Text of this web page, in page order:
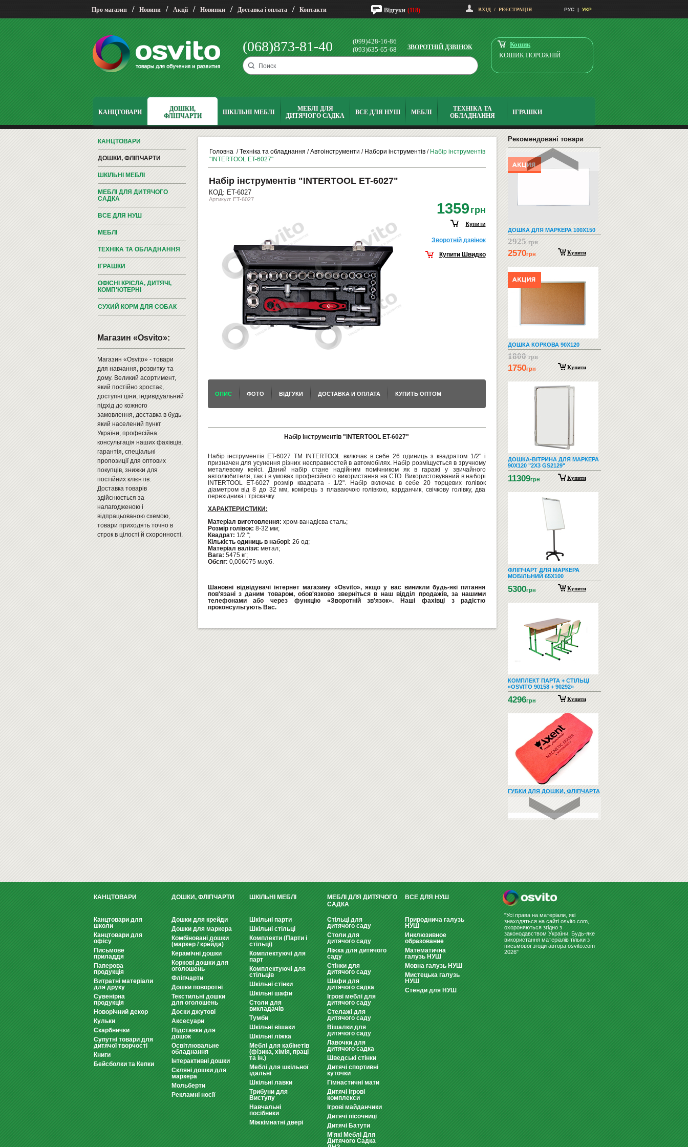
Про магазин / Новини / Акції / Новинки / Доставка і оплата / Контакти Відгуки (118) ВХІД / РЕЄСТРАЦІЯ РУС | УКР
(068)873-81-40
(099)428-16-86
(093)635-65-68
ЗВОРОТНІЙ ДЗВІНОК
Кошик
КОШИК ПОРОЖНІЙ
КАНЦТОВАРИ
ДОШКИ,
ФЛІПЧАРТИ
ШКІЛЬНІ МЕБЛІ
МЕБЛІ ДЛЯ
ДИТЯЧОГО САДКА
ВСЕ ДЛЯ НУШ МЕБЛІ
ТЕХНІКА ТА
ОБЛАДНАННЯ
ІГРАШКИ
КАНЦТОВАРИ
ДОШКИ, ФЛІПЧАРТИ
ШКІЛЬНІ МЕБЛІ
МЕБЛІ ДЛЯ ДИТЯЧОГО
САДКА
ВСЕ ДЛЯ НУШ
МЕБЛІ
ТЕХНІКА ТА ОБЛАДНАННЯ
ІГРАШКИ
ОФІСНІ КРІСЛА, ДИТЯЧІ,
КОМП'ЮТЕРНІ
СУХИЙ КОРМ ДЛЯ СОБАК
Магазин «Osvito»:
Магазин «Osvito» - товари
для навчання, розвитку та
дому. Великий асортимент,
який постійно зростає,
доступні ціни, індивідуальний
підхід до кожного
замовлення, доставка в будь-
який населений пункт
України, професійна
консультація наших фахівців,
гарантія, спеціальні
пропозиції для оптових
покупців, знижки для
постійних клієнтів.
Доставка товарів
здійснюється за
налагодженою і
відпрацьованою схемою,
товари приходять точно в
строк в цілості й схоронності.
Головна /Техніка та обладнання /Автоінструменти / Набори інструментів / Набір інструментів
"INTERTOOL ET-6027"
Набір інструментів "INTERTOOL ET-6027"
КОД: ET-6027
Артикул: ET-6027
1359 грн
Купити
Зворотнiй дзвiнок
Купити Швидко
ОПИС ФОТО ВІДГУКИ ДОСТАВКА И ОПЛАТА КУПИТЬ ОПТОМ
Набір інструментів "INTERTOOL ET-6027"
Набір інструментів ET-6027 TM INTERTOOL включає в себе 26 одиниць з квадратом 1/2" і
призначен для усунення різних несправностей в автомобілях. Набір розміщується в зручному
металевому кейсі. Даний набір стане надійним помічником як в гаражі у звичайного
автолюбителя, так і в умовах професійного використання на СТО. Використовуваний в наборі
INTERTOOL ET-6027 розмір квадрата - 1/2". Набір включає в себе 20 торцевих голівок
діаметром від 8 до 32 мм, комірець з плаваючою голівкою, карданчик, свічкову голівку, два
перехідника і тріскачку.
ХАРАКТЕРИСТИКИ:
Матеріал виготовлення: хром-ванадієва сталь;
Розмір голівок: 8-32 мм;
Квадрат: 1/2 ";
Кількість одиниць в наборі: 26 од;
Матеріал валізи: метал;
Вага: 5475 кг;
Обсяг: 0,006075 м.куб.
Шановні відвідувачі інтернет магазину «Osvito», якщо у вас виникли будь-які питання
пов'язані з даним товаром, обов'язково зверніться в наш відділ продажів, за нашими
телефонами або через функцію «Зворотній зв'язок». Наші фахівці з радістю
проконсультують Вас.
Рекомендовані товари
ВИТЯЖКА ELEYUS TITAN A 750
LED SMD 60 IS+BL
НАВЧАЛЬНІ ТА РОЗВИВАЮЧІ
ІГРИ
ДОШКА ДЛЯ МАРКЕРА 100Х150
2925 грн
2570грн Купити
ДОШКА КОРКОВА 90Х120
1800 грн
1750грн Купити
ДОШКА-ВІТРИНА ДЛЯ МАРКЕРА
90Х120 "2Х3 GS2129"
11309грн Купити
ФЛІПЧАРТ ДЛЯ МАРКЕРА
МОБІЛЬНИЙ 65Х100
5300грн Купити
КОМПЛЕКТ ПАРТА + СТІЛЬЦІ
«OSVITO 90158 + 90292»
4296грн Купити
ГУБКИ ДЛЯ ДОШКИ, ФЛІПЧАРТА
НАГЛЯДНО-ДИДАКТИЧЕСКИЙ
МАТЕРИАЛ С УКРАИНСКОГО Я...
КАНЦТОВАРИ
Канцтовари для
школи
Канцтовари для
офісу
Письмове
приладдя
Паперова
продукція
Витратні матеріали
для друку
Сувенірна
продукція
Новорічний декор
Кульки
Скарбнички
Супутні товари для
дитячої творчості
Книги
Бейсболки та Кепки
ДОШКИ, ФЛІПЧАРТИ
Дошки для крейди
Дошки для маркера
Комбіновані дошки
(маркер / крейда)
Керамічні дошки
Коркові дошки для
оголошень
Фліпчарти
Дошки поворотні
Текстильні дошки
для оголошень
Доски джутові
Аксесуари
Підставки для
дошок
Освітлювальне
обладнання
Інтерактивні дошки
Скляні дошки для
маркера
Мольберти
Рекламні носії
ШКІЛЬНІ МЕБЛІ
Шкільні парти
Шкільні стільці
Комплекти (Парти і
стільці)
Комплектуючі для
парт
Комплектуючі для
стільців
Шкільні стінки
Шкільні шафи
Столи для
викладачів
Тумби
Шкільні вішаки
Шкільні ліжка
Меблі для кабінетів
(фізика, хімія, праці
та ін.)
Меблі для шкільної
їдальні
Шкільні лавки
Трибуни для
Виступу
Навчальні
посібники
Міжкімнатні двері
МЕБЛІ ДЛЯ ДИТЯЧОГО
САДКА
Стільці для
дитячого саду
Столи для
дитячого саду
Ліжка для дитячого
саду
Стінки для
дитячого саду
Шафи для
дитячого садка
Ігрові меблі для
дитячого саду
Стелажі для
дитячого саду
Вішалки для
дитячого саду
Лавочки для
дитячого садка
Шведські стінки
Дитячі спортивні
куточки
Гімнастичні мати
Дитячі ігрові
комплекси
Ігрові майданчики
Дитячі пісочниці
Дитячі Батути
М'які Меблі Для
Дитячого Садка
ВСЕ ДЛЯ НУШ
Природнича галузь
НУШ
Инклюзивное
образование
Математична
галузь НУШ
Мовна галузь НУШ
Мистецька галузь
НУШ
Стенди для НУШ
"Усі права на матеріали, які
знаходяться на сайті osvito.com,
охороняються згідно з
законодавством України. Будь-яке
використання матеріалів тільки з
письмової згоди автора osvito.com
2026"